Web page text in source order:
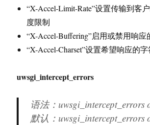
“X-Accel-Limit-Rate”设置传输到客
度限制
“X-Accel-Buffering”启用或禁用响应
“X-Accel-Charset”设置希望响应的
uwsgi_intercept_errors
语法：uwsgi_intercept_errors
默认：uwsgi_intercept_errors